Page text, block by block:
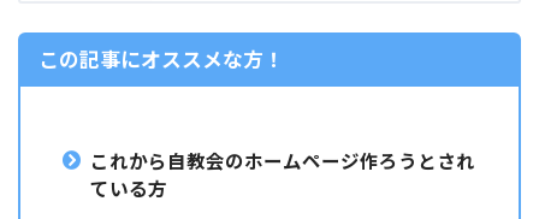
この記事にオススメな方！
これから自教会のホームページ作ろうとされ
ている方